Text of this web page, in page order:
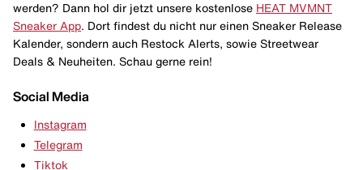
werden? Dann hol dir jetzt unsere kostenlose HEAT MVMNT
Sneaker App . Dort findest du nicht nur einen Sneaker Release
Kalender, sondern auch Restock Alerts, sowie Streetwear
Deals & Neuheiten. Schau gerne rein!
Social Media
Instagram
Telegram
Tiktok